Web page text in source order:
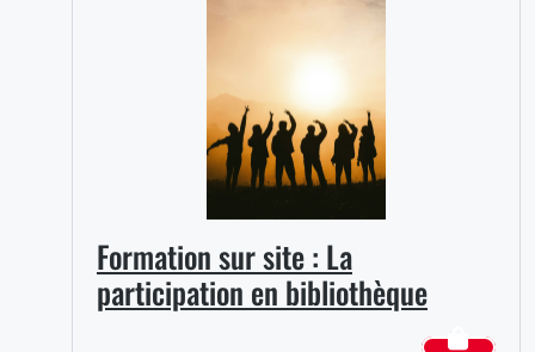
Formation sur site : La
participation en bibliothèque